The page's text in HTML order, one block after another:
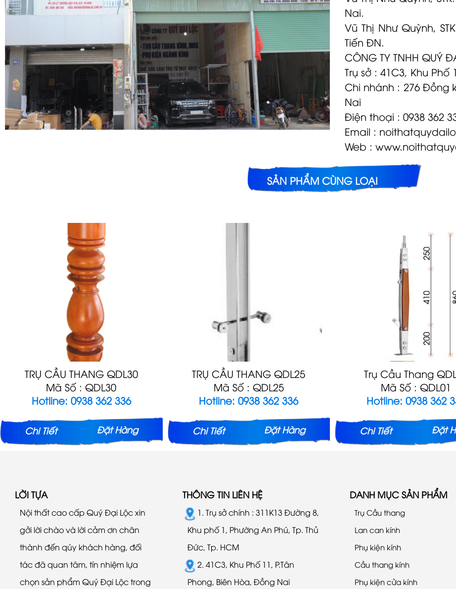
Nai.
Vũ Thị Như Quỳnh,
Tiến ĐN.
CÔNG TY TNHH QUÝ
Trụ sở : 41C3, Khu
Chi nhánh : 276 Đồng
Nai
Điện thoại : 0938 362
Email :
Web :
SẢN PHẨM CÙNG LOẠI
TRỤ CẦU THANG QDL30
Mã Số : QDL30
Hotline: 0938 362 336
Chi Tiết Đặt Hàng
TRỤ CẦU THANG QDL25
Mã Số : QDL25
Hotline: 0938 362 336
Chi Tiết Đặt Hàng
Trụ Cầu Thang
Mã Số : QDL01
Hotline: 0938 362
Chi Tiết Đặt
LỜI TỰA
Nội thất cao cấp Quý Đại Lộc xin
gởi lời chào và lời cảm ơn chân
thành đến qúy khách hàng, đối
tác đã quan tâm, tín nhiệm lựa
chọn sản phẩm Quý Đại Lộc trong
THÔNG TIN LIÊN HỆ
1. Trụ sở chính : 311K13 Đường 8,
Khu phố 1, Phường An Phú, Tp. Thủ
Đức, Tp. HCM
2. 41C3, Khu Phố 11, P.Tân
Phong, Biên Hòa, Đồng Nai
DANH MỤC SẢN PHẨM
Trụ Cầu thang
Lan can kính
Phụ kiện kính
Cầu thang kính
Phụ kiện cửa kính